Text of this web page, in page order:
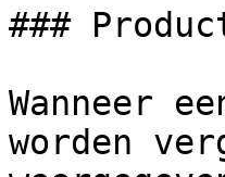
###
Wanneer
worden